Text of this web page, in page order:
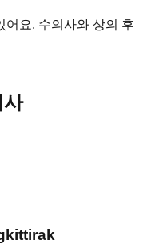
어요. 수의사와 상의 후
사